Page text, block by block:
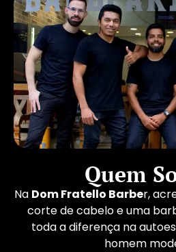
Quem
Na Dom Fratello Barber,
corte de cabelo e uma
toda a diferença na
homem